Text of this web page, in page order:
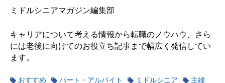
ミドルシニアマガジン編集部
キャリアについて考える情報から転職のノウハウ、さら
には老後に向けてのお役立ち記事まで幅広く発信してい
ます。
おすすめ パート・アルバイト ミドルシニア
主婦